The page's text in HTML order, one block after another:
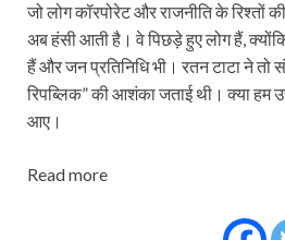
जो लोग कॉरपोरेट और राजनीति के रिश्‍तों
अब हंसी आती है। वे पिछड़े हुए लोग हैं,
हैं और जन प्रतिनिधि भी। रतन टाटा ने तो
रिपब्लिक” की आशंका जताई थी। क्‍या
आए।
Read more